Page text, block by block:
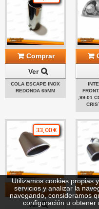
Comprar
Ver
COLA ESCAPE INOX
REDONDA 65MM
,99-01
33,00 €
Comprar
Ver
Utilizamos cookies propias
servicios y analizar la
navegando, consideramos
configuración u obtener